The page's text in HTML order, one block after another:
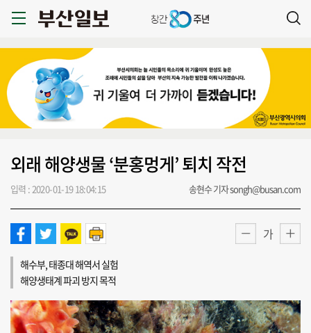
외래 해양생물 ‘분홍멍게’ 퇴치 작전
입력 : 2020-01-19 18:04:15 송현수 기자 songh@busan.com
가
해수부, 태종대 해역서 실험
해양생태계 파괴 방지 목적